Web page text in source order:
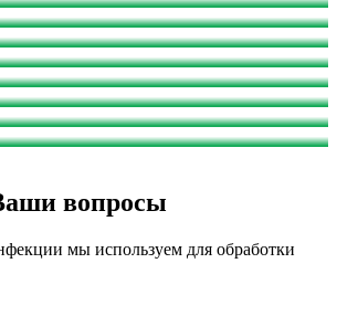
вопросы
мы используем для обработки